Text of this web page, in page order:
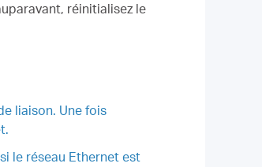
réinitialisez le
liaison. Une fois
le réseau Ethernet est